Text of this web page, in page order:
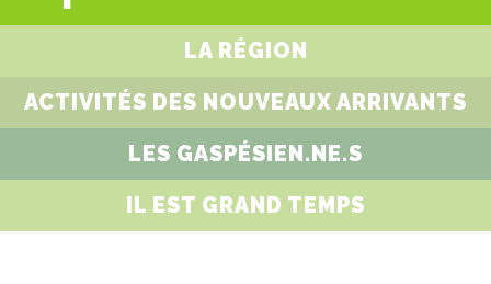
LA RÉGION
ACTIVITÉS DES NOUVEAUX ARRIVANTS
LES GASPÉSIEN.NE.S
IL EST GRAND TEMPS